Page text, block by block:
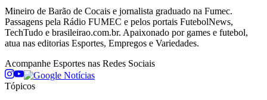
Mineiro de Barão de Cocais e jornalista graduado na Fumec.
Passagens pela Rádio FUMEC e pelos portais FutebolNews,
TechTudo e brasileirao.com.br. Apaixonado por games e futebol,
atua nas editorias Esportes, Empregos e Variedades.
Acompanhe Esportes nas Redes Sociais
Tópicos